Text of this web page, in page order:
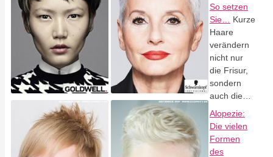
So setzen
Sie…
Kurze
Haare
verändern
nicht nur
die Frisur,
sondern
auch die…
Alopezie:
Die vielen
Formen
des